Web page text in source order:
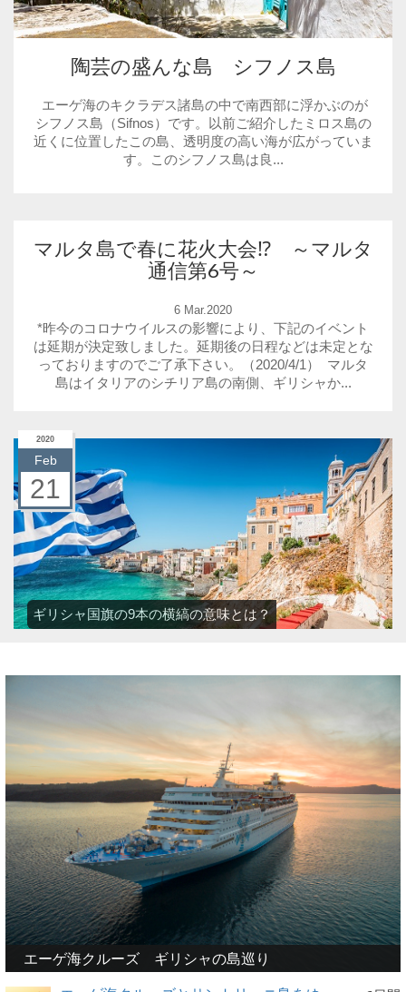
陶芸の盛んな島 シフノス島
エーゲ海のキクラデス諸島の中で南西部に浮かぶのが
シフノス島（Sifnos）です。以前ご紹介したミロス島の
近くに位置したこの島、透明度の高い海が広がっていま
す。このシフノス島は良...
マルタ島で春に花火大会⁉ ～マルタ
通信第6号～
6 Mar.2020
*昨今のコロナウイルスの影響により、下記のイベント
は延期が決定致しました。延期後の日程などは未定とな
っておりますのでご了承下さい。（2020/4/1） マルタ
島はイタリアのシチリア島の南側、ギリシャか...
2020
Feb
21
ギリシャ国旗の9本の横縞の意味とは？
エーゲ海クルーズ ギリシャの島巡り